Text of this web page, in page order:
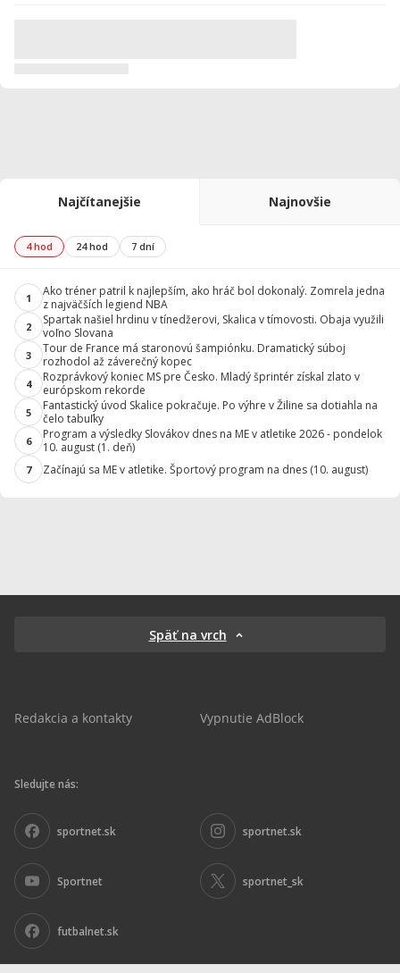
Najčítanejšie Najnovšie
4 hod 24 hod 7 dní
1
Ako tréner patril k najlepším, ako hráč bol dokonalý. Zomrela jedna
z najväčších legiend NBA
2
Spartak našiel hrdinu v tínedžerovi, Skalica v tímovosti. Obaja využili
voľno Slovana
3
Tour de France má staronovú šampiónku. Dramatický súboj
rozhodol až záverečný kopec
4
Rozprávkový koniec MS pre Česko. Mladý šprintér získal zlato v
európskom rekorde
5
Fantastický úvod Skalice pokračuje. Po výhre v Žiline sa dotiahla na
čelo tabuľky
6
Program a výsledky Slovákov dnes na ME v atletike 2026 - pondelok
10. august (1. deň)
7 Začínajú sa ME v atletike. Športový program na dnes (10. august)
Späť na vrch
Redakcia a kontakty Vypnutie AdBlock
Sledujte nás:
sportnet.sk sportnet.sk
Sportnet sportnet_sk
futbalnet.sk